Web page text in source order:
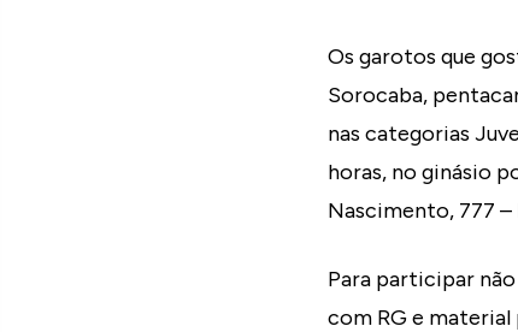
Os garotos que
Sorocaba,
nas categorias
horas, no ginásio
Nascimento, 777
Para participar
com RG e